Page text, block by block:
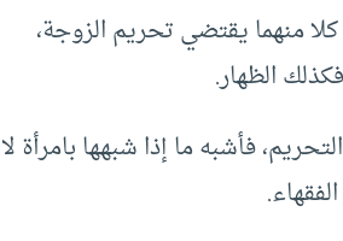
منهما يقتضي تحريم الزوجة،
الظهار.
فأشبه ما إذا شبهها بامرأة لا